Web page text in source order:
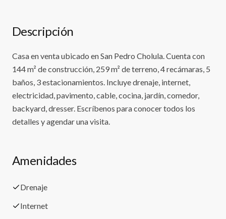
Descripción
Casa en venta ubicado en San Pedro Cholula. Cuenta con
144 m² de construcción, 259 m² de terreno, 4 recámaras, 5
baños, 3 estacionamientos. Incluye drenaje, internet,
electricidad, pavimento, cable, cocina, jardín, comedor,
backyard, dresser. Escríbenos para conocer todos los
detalles y agendar una visita.
Amenidades
Drenaje
Internet